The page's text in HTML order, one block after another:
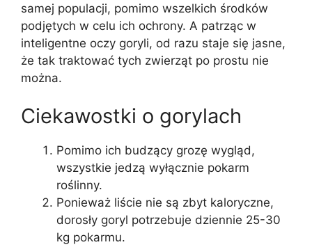
samej populacji, pomimo wszelkich środków
podjętych w celu ich ochrony. A patrząc w
inteligentne oczy goryli, od razu staje się jasne,
że tak traktować tych zwierząt po prostu nie
można.
Ciekawostki o gorylach
Pomimo ich budzący grozę wygląd,
wszystkie jedzą wyłącznie pokarm
roślinny.
Ponieważ liście nie są zbyt kaloryczne,
dorosły goryl potrzebuje dziennie 25-30
kg pokarmu.